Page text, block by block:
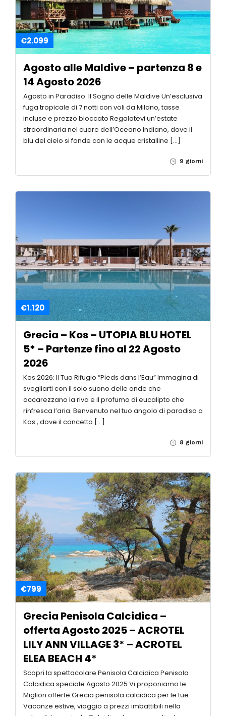
€2.099
Agosto alle Maldive – partenza 8 e
14 Agosto 2026
Agosto in Paradiso: Il Sogno delle Maldive Un’esclusiva
fuga tropicale di 7 notti con voli da Milano, tasse
incluse e prezzo bloccato Regalatevi un’estate
straordinaria nel cuore dell’Oceano Indiano, dove il
blu del cielo si fonde con le acque cristalline […]
9 giorni
€1.120
Grecia – Kos – UTOPIA BLU HOTEL
5* – Partenze fino al 22 Agosto
2026
Kos 2026: Il Tuo Rifugio “Pieds dans l’Eau” Immagina di
svegliarti con il solo suono delle onde che
accarezzano la riva e il profumo di eucalipto che
rinfresca l’aria. Benvenuto nel tuo angolo di paradiso a
Kos , dove il concetto […]
8 giorni
€799
Grecia Penisola Calcidica –
offerta Agosto 2025 – ACROTEL
LILY ANN VILLAGE 3* – ACROTEL
ELEA BEACH 4*
Scopri la spettacolare Penisola Calcidica Penisola
Calcidica speciale Agosto 2025 Vi proponiamo le
Migliori offerte Grecia penisola calcidica per le tue
Vacanze estive, viaggio a prezzi imbattibili nella